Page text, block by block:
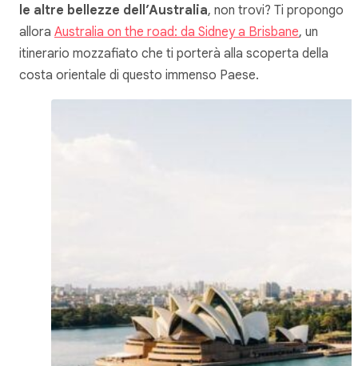
le altre bellezze dell’Australia, non trovi? Ti propongo
allora Australia on the road: da Sidney a Brisbane, un
itinerario mozzafiato che ti porterà alla scoperta della
costa orientale di questo immenso Paese.